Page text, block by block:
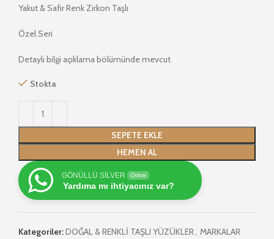
Yakut & Safir Renk Zirkon Taşlı
Özel Seri
Detaylı bilgi açıklama bölümünde mevcut
Stokta
SEPETE EKLE
HEMEN AL
GÖNÜLLÜ SİLVER Online
Yardıma mı ihtiyacınız var?
Kategoriler:DOĞAL & RENKLİ TAŞLI YÜZÜKLER, MARKALAR